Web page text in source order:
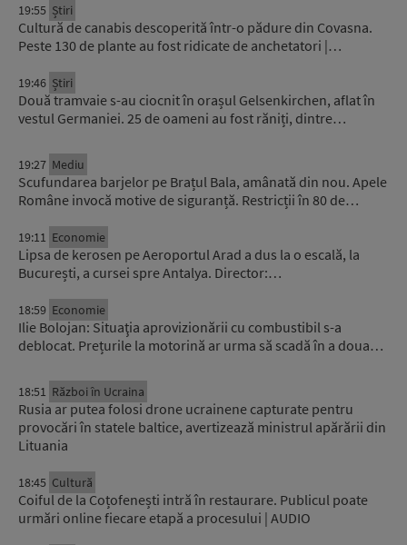
19:55 Știri
Cultură de canabis descoperită într-o pădure din Covasna.
Peste 130 de plante au fost ridicate de anchetatori |…
19:46 Știri
Două tramvaie s-au ciocnit în orașul Gelsenkirchen, aflat în
vestul Germaniei. 25 de oameni au fost răniți, dintre…
19:27 Mediu
Scufundarea barjelor pe Brațul Bala, amânată din nou. Apele
Române invocă motive de siguranță. Restricții în 80 de…
19:11 Economie
Lipsa de kerosen pe Aeroportul Arad a dus la o escală, la
București, a cursei spre Antalya. Director:…
18:59 Economie
Ilie Bolojan: Situaţia aprovizionării cu combustibil s-a
deblocat. Prețurile la motorină ar urma să scadă în a doua…
18:51 Război în Ucraina
Rusia ar putea folosi drone ucrainene capturate pentru
provocări în statele baltice, avertizează ministrul apărării din
Lituania
18:45 Cultură
Coiful de la Coțofenești intră în restaurare. Publicul poate
urmări online fiecare etapă a procesului | AUDIO